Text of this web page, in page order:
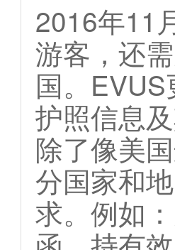
2016年11
游客，还
国。
护照信息
除了像美
分国家和
求。例如